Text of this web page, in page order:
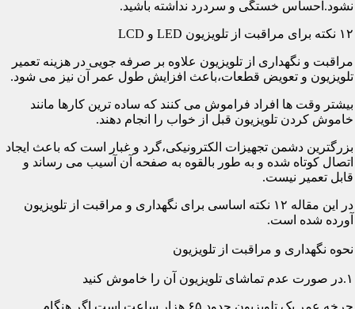
نشود.احساس خستگی و سردرد نداشته باشید.
۱۲ نکته برای مراقبت از تلویزیون LED و LCD
مراقبت و نگهداری از تلویزیون علاوه بر صرفه جویی در هزینه تعمیر
تلویزیون و تعویض قطعات،باعث افزایش طول عمر آن نیز می شود.
بیشتر وقت ها افراد فراموش می کنند که ساده ترین کارها مانند
خاموش کردن تلویزیون قبل از خواب را انجام دهند.
بزرگترین دشمن تجهیزات الکترونیکی،گرد و غبار است که باعث ایجاد
اتصال کوتاه شده و به طور بالقوه به صفحه آن آسیب می رساند و
قابل تعمیر نیست.
در این مقاله ۱۲ نکته اساسی برای نگهداری و مراقبت از تلویزیون
آورده شده است.
نحوه نگهداری و مراقبت از تلویزیون
۱.در صورت عدم تماشای تلویزیون آن را خاموش کنید